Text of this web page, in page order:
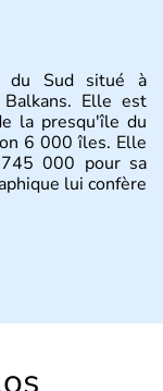
du Sud situé à
Elle est
la presqu'île du
6 000 îles. Elle
000 pour sa
lui confère
le concept de
J.C. Le 25